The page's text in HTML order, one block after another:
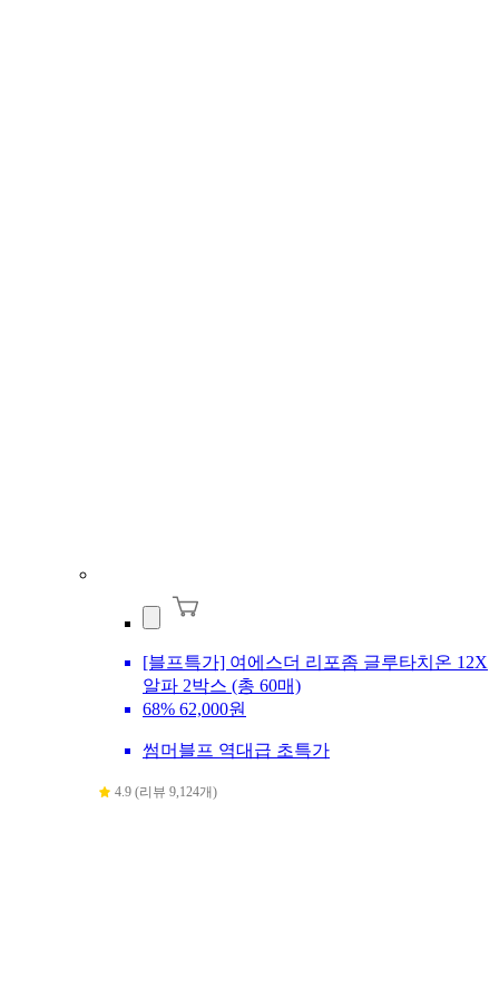
[블프특가] 여에스더 리포좀 글루타치온 12X
알파 2박스 (총 60매)
68% 62,000원
썸머블프 역대급 초특가
4.9 (리뷰 9,124개)